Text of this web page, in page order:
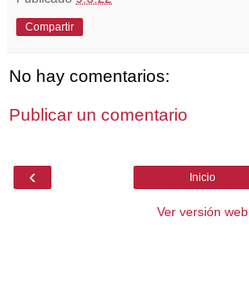
Compartir
No hay comentarios:
Publicar un comentario
‹ Inicio
Ver versión web